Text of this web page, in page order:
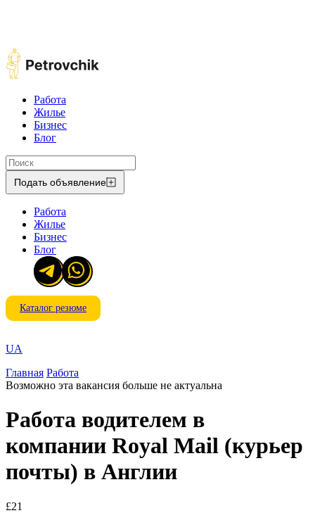
Работа
Жилье
Бизнес
Блог
Подать объявление
Работа
Жилье
Бизнес
Блог
Каталог резюме
UA
Главная Работа
Возможно эта вакансия больше не актуальна
Работа водителем в
компании Royal Mail (курьер
почты) в Англии
£21